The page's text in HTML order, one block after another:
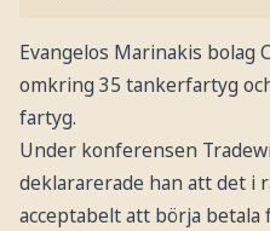
Evangelos Marinakis bolag
omkring 35 tankerfartyg
fartyg.
Under konferensen
deklararerade han att det i
acceptabelt att börja